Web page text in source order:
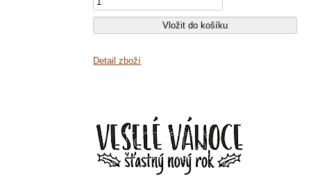
Detail zboží